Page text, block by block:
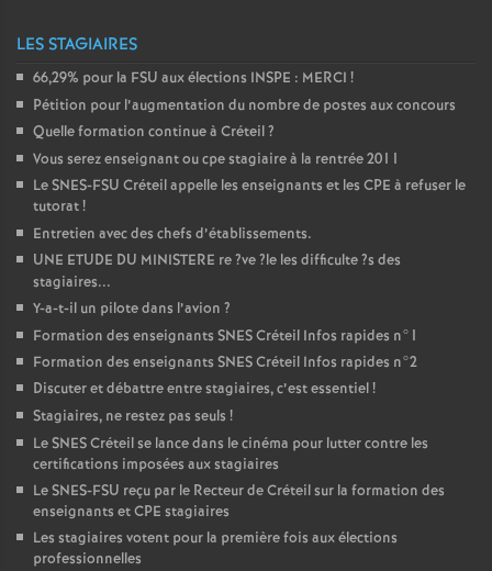
LES STAGIAIRES
66,29% pour la FSU aux élections INSPE : MERCI !
Pétition pour l’augmentation du nombre de postes aux concours
Quelle formation continue à Créteil?
Vous serez enseignant ou cpe stagiaire à la rentrée 2011
LeSNES-FSU Créteil appelle les enseignants et les CPE à refuser le
tutorat!
Entretien avec des chefs d’établissements.
UNE ETUDE DU MINISTERE re?ve?le les difficulte?s des
stagiaires...
Y-a-t-il un pilote dans l’avion ?
Formation des enseignants SNESCréteil Infos rapides n°1
Formation des enseignants SNESCréteil Infos rapides n°2
Discuter et débattre entre stagiaires, c’est essentiel!
Stagiaires, ne restez pas seuls !
LeSNESCréteil se lance dans le cinéma pour lutter contre les
certifications imposées aux stagiaires
LeSNES-FSU reçu par le Recteur de Créteil sur la formation des
enseignants etCPE stagiaires
Les stagiaires votent pour la première fois aux élections
professionnelles